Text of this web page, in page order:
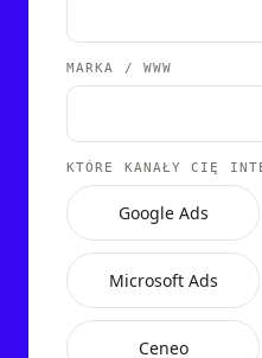
MARKA / WWW
KTÓRE KANAŁY CIĘ
Google Ads
Microsoft Ads
Ceneo